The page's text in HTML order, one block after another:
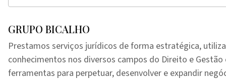
GRUPO BICALHO
Prestamos serviços jurídicos de forma estratégica,
conhecimentos nos diversos campos do Direito e
ferramentas para perpetuar, desenvolver e expandir